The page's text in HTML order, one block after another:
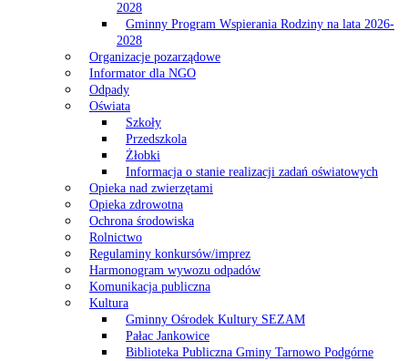
2028
Gminny Program Wspierania Rodziny na lata 2026-
2028
Organizacje pozarządowe
Informator dla NGO
Odpady
Oświata
Szkoły
Przedszkola
Żłobki
Informacja o stanie realizacji zadań oświatowych
Opieka nad zwierzętami
Opieka zdrowotna
Ochrona środowiska
Rolnictwo
Regulaminy konkursów/imprez
Harmonogram wywozu odpadów
Komunikacja publiczna
Kultura
Gminny Ośrodek Kultury SEZAM
Pałac Jankowice
Biblioteka Publiczna Gminy Tarnowo Podgórne